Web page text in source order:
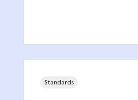
Standards